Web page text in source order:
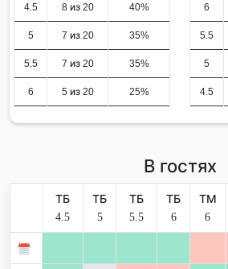
4.5 8 из 20 40%
5 7 из 20 35%
5.5 7 из 20 35%
6 5 из 20 25%
6
5.5
5
4.5
В гостях
ТБ
4.5
ТБ
5
ТБ
5.5
ТБ
6
ТМ
6